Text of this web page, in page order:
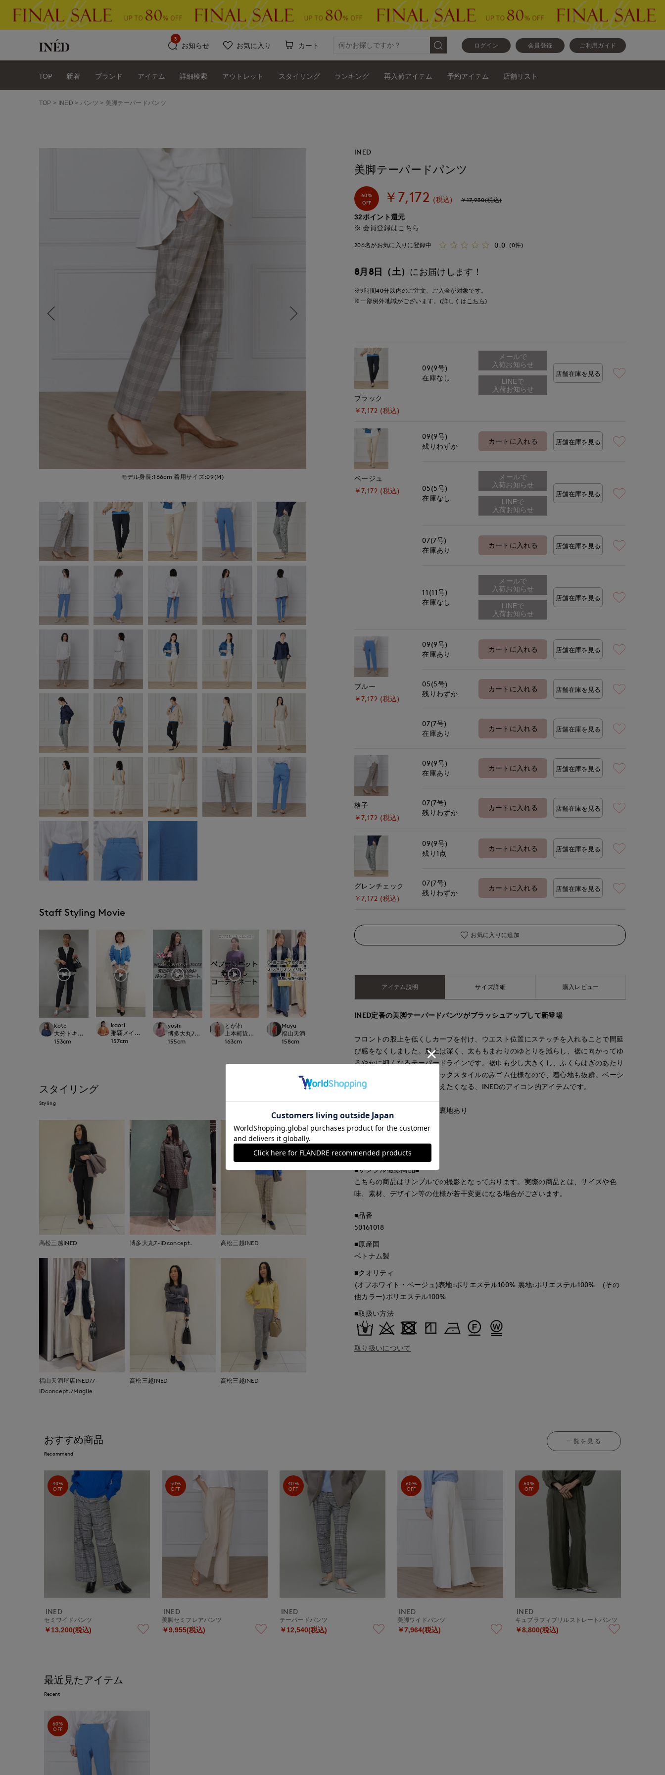
ログイン 会員登録 ご利用ガイド
お知らせ
3
お気に入り カート
TOP 新着 ブランド アイテム 詳細検索 アウトレット スタイリング ランキング 再入荷アイテム 予約アイテム 店舗リスト
TOP INED パンツ 美脚テーパードパンツ
モデル身長:166cm 着用サイズ:09(M)
Staff Styling Movie
kote
大分トキハINED
153cm
kaori
那覇メインプレイスI.T.'S.international
157cm
yoshi
博多大丸7-IDconcept.
155cm
とがわ
上本町近鉄SUPERIORCLOSET
163cm
Mayu
福山天満屋店INED/7-IDconcept./Maglie
158cm cm
157cm
170cm
162cm
170cm
スタイリング
Styling
高松三越INED 博多大丸7-IDconcept. 高松三越INED
福山天満屋店INED/7-
IDconcept./Maglie
高松三越INED 高松三越INED
INED
美脚テーパードパンツ
60%
OFF
￥7,172 (税込) ￥17,930(税込)
32ポイント還元
会員登録は こちら
206名がお気に入りに登録中 0.0 (0件)
8月8日（土） にお届けします！
※9時間40分以内のご注文、ご入金が対象です。
※一部例外地域がございます。(詳しくはこちら )
ブラック
￥7,172 (税込)
09(9号)
在庫なし
メールで
入荷お知らせ
店舗在庫を見る
ベージュ
￥7,172 (税込)
09(9号)
残りわずか
カートに入れる 店舗在庫を見る
05(5号)
在庫なし
メールで
入荷お知らせ
店舗在庫を見る
07(7号)
在庫あり
カートに入れる 店舗在庫を見る
11(11号)
在庫なし
メールで
入荷お知らせ
店舗在庫を見る
ブルー
￥7,172 (税込)
09(9号)
在庫あり
カートに入れる 店舗在庫を見る
05(5号)
残りわずか
カートに入れる 店舗在庫を見る
07(7号)
在庫あり
カートに入れる 店舗在庫を見る
格子
￥7,172 (税込)
09(9号)
在庫あり
カートに入れる 店舗在庫を見る
07(7号)
残りわずか
カートに入れる 店舗在庫を見る
グレンチェック
￥7,172 (税込)
09(9号)
残り1点
カートに入れる 店舗在庫を見る
07(7号)
残りわずか
カートに入れる 店舗在庫を見る
お気に入りに追加
アイテム説明 サイズ詳細 購入レビュー
INED定番の美脚テーパードパンツがブラッシュアップして新登場
フロントの股上を低くしカーブを付け、ウエスト位置にステッチを入れることで間延
び感をなくしました。股上は深く、太ももまわりのゆとりを減らし、裾に向かってゆ
るやかに細くなるテーパードラインです。裾巾も少し大きくし、ふくらはぎのあたり
を軽減。ウエスト部分はバックスタイルのみゴム仕様なので、着心地も抜群。ベーシ
ックなデザインで何色も揃えたくなる、INEDのアイコン的アイテムです。
・オフホワイト、ベージュ裏地あり
・ポケットあり
・水洗い可
■サンプル撮影商品■
こちらの商品はサンプルでの撮影となっております。実際の商品とは、サイズや色
味、素材、デザイン等の仕様が若干変更になる場合がございます。
■品番
50161018
■原産国
ベトナム製
■クオリティ
(オフホワイト・ベージュ)表地:ポリエステル100% 裏地:ポリエステル100% (その
他カラー)ポリエステル100%
■取扱い方法
取り扱いについて
おすすめ商品
Recommend
一覧を見る
40%
OFF
INED
セミワイドパンツ
￥13,200(税込)
50%
OFF
INED
美脚セミフレアパンツ
￥9,955(税込)
40%
OFF
INED
テーパードパンツ
￥12,540(税込)
60%
OFF
INED
美脚ワイドパンツ
￥7,964(税込)
60%
OFF
INED
キュプラフィブリルストレートパンツ
￥8,800(税込)
最近見たアイテム
Recent
60%
OFF